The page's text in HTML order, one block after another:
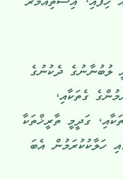
ހިފައި، އިސްތިއުމާރު
ދެކުނުގެ
ގެތަކާއި،
ގަދީމީ ތާރީޚްތަކާ
ހަލާކުކުރަމުން އެބަ